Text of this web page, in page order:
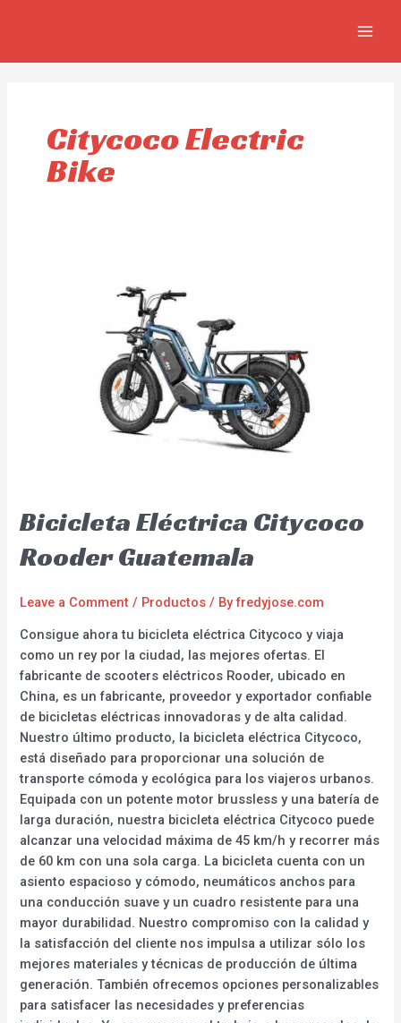
Citycoco Electric
Bike
Bicicleta Eléctrica Citycoco
Rooder Guatemala
Leave a Comment / Productos / Byfredyjose.com
Consigue ahora tu bicicleta eléctrica Citycoco y viaja
como un rey por la ciudad, las mejores ofertas. El
fabricante de scooters eléctricos Rooder, ubicado en
China, es un fabricante, proveedor y exportador confiable
de bicicletas eléctricas innovadoras y de alta calidad.
Nuestro último producto, la bicicleta eléctrica Citycoco,
está diseñado para proporcionar una solución de
transporte cómoda y ecológica para los viajeros urbanos.
Equipada con un potente motor brussless y una batería de
larga duración, nuestra bicicleta eléctrica Citycoco puede
alcanzar una velocidad máxima de 45 km/h y recorrer más
de 60 km con una sola carga. La bicicleta cuenta con un
asiento espacioso y cómodo, neumáticos anchos para
una conducción suave y un cuadro resistente para una
mayor durabilidad. Nuestro compromiso con la calidad y
la satisfacción del cliente nos impulsa a utilizar sólo los
mejores materiales y técnicas de producción de última
generación. También ofrecemos opciones personalizables
para satisfacer las necesidades y preferencias